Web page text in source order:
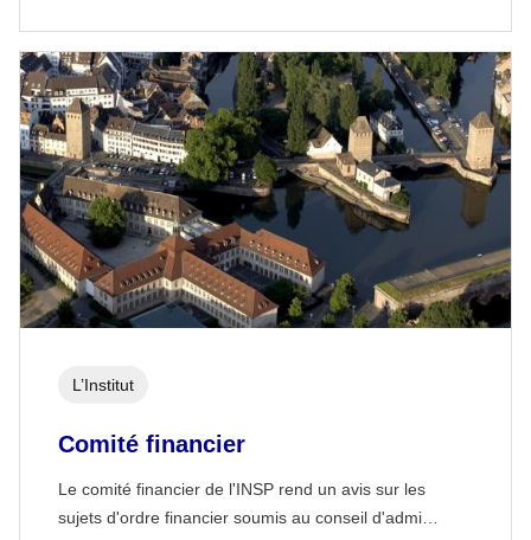
Comité financier
Le comité financier de l'INSP rend un avis sur les
sujets d'ordre financier soumis au conseil d'admi…
L’Institut